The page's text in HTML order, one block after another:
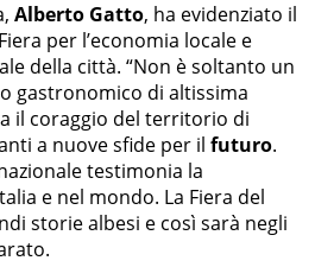
Alberto Gatto, ha evidenziato il
per l’economia locale e
della città. “Non è soltanto un
gastronomico di altissima
il coraggio del territorio di
a nuove sfide per il futuro.
testimonia la
e nel mondo. La Fiera del
storie albesi e così sarà negli